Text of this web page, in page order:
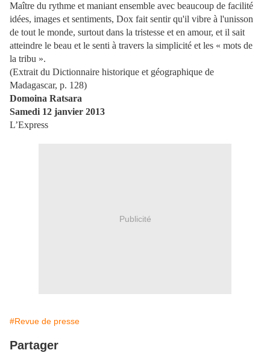
Maître du rythme et maniant ensemble avec beaucoup de facilité
idées, images et sentiments, Dox fait sentir qu'il vibre à l'unisson
de tout le monde, surtout dans la tristesse et en amour, et il sait
atteindre le beau et le senti à travers la simplicité et les « mots de
la tribu ».
(Extrait du Dictionnaire historique et géographique de
Madagascar, p. 128)
Domoina Ratsara
Samedi 12 janvier 2013
L’Express
Publicité
#Revue de presse
Partager